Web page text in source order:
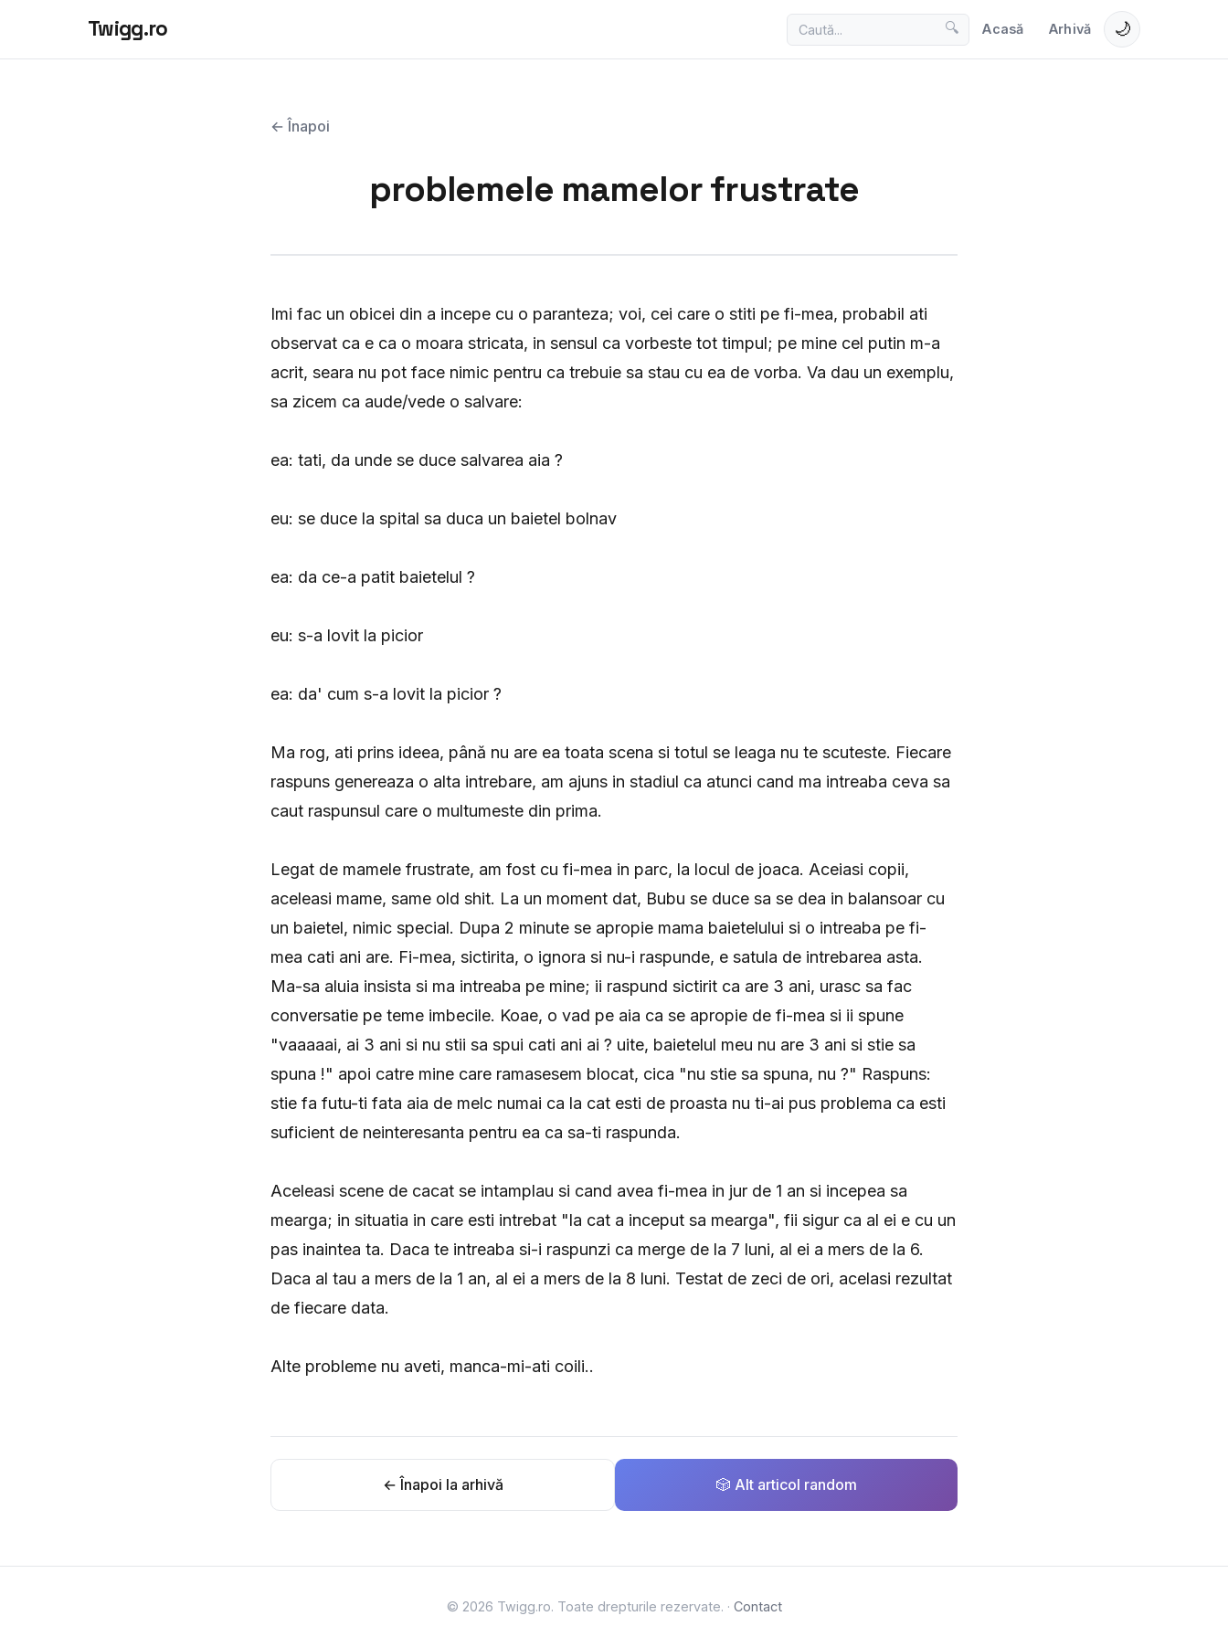
Twigg.ro 🔍 Acasă Arhivă 🌙
← Înapoi
problemele mamelor frustrate
Imi fac un obicei din a incepe cu o paranteza; voi, cei care o stiti pe fi-mea, probabil ati
observat ca e ca o moara stricata, in sensul ca vorbeste tot timpul; pe mine cel putin m-a
acrit, seara nu pot face nimic pentru ca trebuie sa stau cu ea de vorba. Va dau un exemplu,
sa zicem ca aude/vede o salvare:
ea: tati, da unde se duce salvarea aia ?
eu: se duce la spital sa duca un baietel bolnav
ea: da ce-a patit baietelul ?
eu: s-a lovit la picior
ea: da' cum s-a lovit la picior ?
Ma rog, ati prins ideea, până nu are ea toata scena si totul se leaga nu te scuteste. Fiecare
raspuns genereaza o alta intrebare, am ajuns in stadiul ca atunci cand ma intreaba ceva sa
caut raspunsul care o multumeste din prima.
Legat de mamele frustrate, am fost cu fi-mea in parc, la locul de joaca. Aceiasi copii,
aceleasi mame, same old shit. La un moment dat, Bubu se duce sa se dea in balansoar cu
un baietel, nimic special. Dupa 2 minute se apropie mama baietelului si o intreaba pe fi-
mea cati ani are. Fi-mea, sictirita, o ignora si nu-i raspunde, e satula de intrebarea asta.
Ma-sa aluia insista si ma intreaba pe mine; ii raspund sictirit ca are 3 ani, urasc sa fac
conversatie pe teme imbecile. Koae, o vad pe aia ca se apropie de fi-mea si ii spune
"vaaaaai, ai 3 ani si nu stii sa spui cati ani ai ? uite, baietelul meu nu are 3 ani si stie sa
spuna !" apoi catre mine care ramasesem blocat, cica "nu stie sa spuna, nu ?" Raspuns:
stie fa futu-ti fata aia de melc numai ca la cat esti de proasta nu ti-ai pus problema ca esti
suficient de neinteresanta pentru ea ca sa-ti raspunda.
Aceleasi scene de cacat se intamplau si cand avea fi-mea in jur de 1 an si incepea sa
mearga; in situatia in care esti intrebat "la cat a inceput sa mearga", fii sigur ca al ei e cu un
pas inaintea ta. Daca te intreaba si-i raspunzi ca merge de la 7 luni, al ei a mers de la 6.
Daca al tau a mers de la 1 an, al ei a mers de la 8 luni. Testat de zeci de ori, acelasi rezultat
de fiecare data.
Alte probleme nu aveti, manca-mi-ati coili..
← Înapoi la arhivă 🎲 Alt articol random
© 2026 Twigg.ro. Toate drepturile rezervate. · Contact